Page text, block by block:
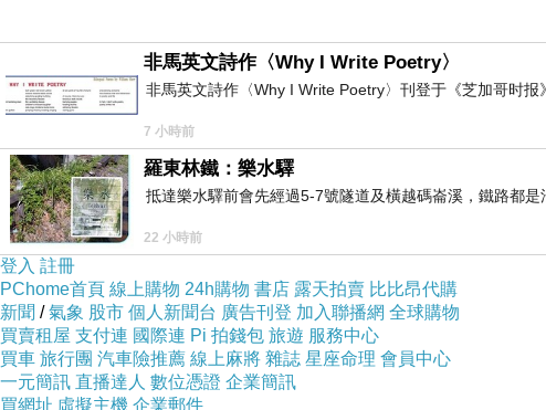
非馬英文詩作〈Why I Write Poetry〉
非馬英文詩作〈Why I Write Poetry〉刊登于《芝加哥时报
7 小時前
羅東林鐵：樂水驛
抵達樂水驛前會先經過5-7號隧道及橫越碼崙溪，鐵路都
22 小時前
登入 註冊
PChome首頁 線上購物 24h購物 書店 露天拍賣 比比昂代購
新聞 /氣象 股市 個人新聞台 廣告刊登 加入聯播網 全球購物
買賣租屋 支付連 國際連 Pi 拍錢包 旅遊 服務中心
買車 旅行團 汽車險推薦 線上麻將 雜誌 星座命理 會員中心
一元簡訊 直播達人 數位憑證 企業簡訊
買網址 虛擬主機 企業郵件